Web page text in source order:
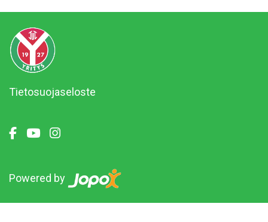
Tietosuojaseloste
Powered by